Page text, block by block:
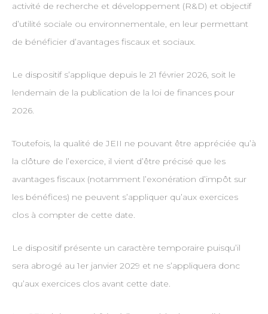
activité de recherche et développement (R&D) et objectif
d’utilité sociale ou environnementale, en leur permettant
de bénéficier d’avantages fiscaux et sociaux.
Le dispositif s’applique depuis le 21 février 2026, soit le
lendemain de la publication de la loi de finances pour
2026.
Toutefois, la qualité de JEII ne pouvant être appréciée qu’à
la clôture de l’exercice, il vient d’être précisé que les
avantages fiscaux (notamment l’exonération d’impôt sur
les bénéfices) ne peuvent s’appliquer qu’aux exercices
clos à compter de cette date.
Le dispositif présente un caractère temporaire puisqu’il
sera abrogé au 1er janvier 2029 et ne s’appliquera donc
qu’aux exercices clos avant cette date.